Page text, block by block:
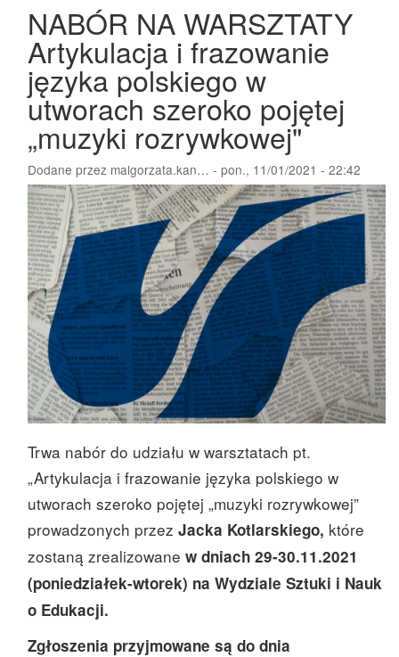
NABÓR NA WARSZTATY
Artykulacja i frazowanie
języka polskiego w
utworach szeroko pojętej
„muzyki rozrywkowej"
Dodane przez malgorzata.kan… - pon., 11/01/2021 - 22:42
Trwa nabór do udziału w warsztatach pt.
„Artykulacja i frazowanie języka polskiego w
utworach szeroko pojętej „muzyki rozrywkowej”
prowadzonych przez Jacka Kotlarskiego, które
zostaną zrealizowane w dniach 29-30.11.2021
(poniedziałek-wtorek) na Wydziale Sztuki i Nauk
o Edukacji.
Zgłoszenia przyjmowane są do dnia